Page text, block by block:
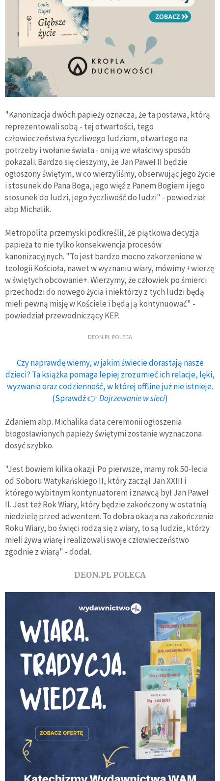
"Kanonizacja dwóch papieży oznacza, że ta postawa, którą
reprezentowali sobą - tej otwartości, tego
człowieczeństwa życzliwego ludziom, otwartego na
potrzeby i wołanie świata - oni ją we właściwy sposób
pokazali. Bardzo się cieszymy, że Jan Paweł II będzie
ogłoszony świętym, w co wierzyliśmy, obserwując jego życie
i stosunek do Pana Boga, jego więź z Panem Bogiem i jego
stosunek do ludzi, jego życzliwość do ludzi" - powiedział
abp Michalik.
Metropolita przemyski podkreślił, że piątkowa decyzja
papieża to nie tylko konsekwencja procesów
kanonizacyjnych. "To jest bardzo mocno zakorzenione w
teologii Kościoła, nawet w wyznaniu wiary, mówimy +wierzę
w świętych obcowanie+. Wierzymy, że człowiek po śmierci
przechodzi do nowego życia i niektórzy z tych ludzi będą
mieli pewną misję w Kościele i będą ją kontynuować" -
powiedział przewodniczący KEP.
DEON.PL POLECA
Czy naprawdę wiemy, w jakim świecie dorastają nasze
dzieci? Ta książka pomaga lepiej zrozumieć ich relacje, lęki,
wyzwania oraz codzienność, w której offline już nie istnieje.
(Sprawdź 👉Dojrzewanie w sieci)
Zdaniem abp. Michalika data ceremonii ogłoszenia
błogosławionych papieży świętymi zostanie wyznaczona
dosyć szybko.
"Jest bowiem kilka okazji. Po pierwsze, mamy rok 50-lecia
od Soboru Watykańskiego II, który zaczął Jan XXIII i
którego wybitnym kontynuatorem i znawcą był Jan Paweł
II. Jest też Rok Wiary, który będzie zakończony w ostatnią
niedzielę przed adwentem. To dobra okazja na zakończenie
Roku Wiary, bo święci rodzą się z wiary, to są ludzie, którzy
mieli żywą wiarę i realizowali swoje człowieczeństwo
zgodnie z wiarą" - dodał.
DEON.PL POLECA